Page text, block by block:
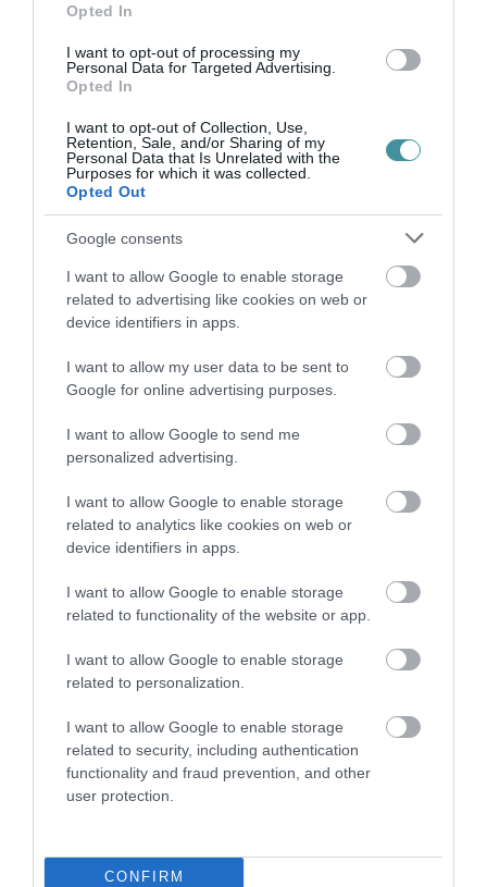
Opted In
I want to opt-out of processing my
Personal Data for Targeted Advertising.
Opted In
I want to opt-out of Collection, Use,
Retention, Sale, and/or Sharing of my
Personal Data that Is Unrelated with the
Purposes for which it was collected.
Opted Out
Google consents
I want to allow Google to enable storage
related to advertising like cookies on web or
device identifiers in apps.
I want to allow my user data to be sent to
Google for online advertising purposes.
I want to allow Google to send me
personalized advertising.
I want to allow Google to enable storage
related to analytics like cookies on web or
device identifiers in apps.
I want to allow Google to enable storage
related to functionality of the website or app.
I want to allow Google to enable storage
related to personalization.
I want to allow Google to enable storage
related to security, including authentication
functionality and fraud prevention, and other
user protection.
CONFIRM
„A mi érdekünk is, de elsősorban az ország
állampolgárainak az érdeke, hogy mindenről
valós idejű tájékoztatást kapjanak. Ha néha
bennünket az EGRI ÜGYEK Google Hírek oldalán!
VISSZA A FŐOLDALRA
Legfrissebb híreink
KÓRHÁZBAN: TÖBB MINT 70 ...
2026. augusztus 06 Eger ügye